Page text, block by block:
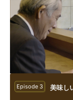
Episode 3 美味し